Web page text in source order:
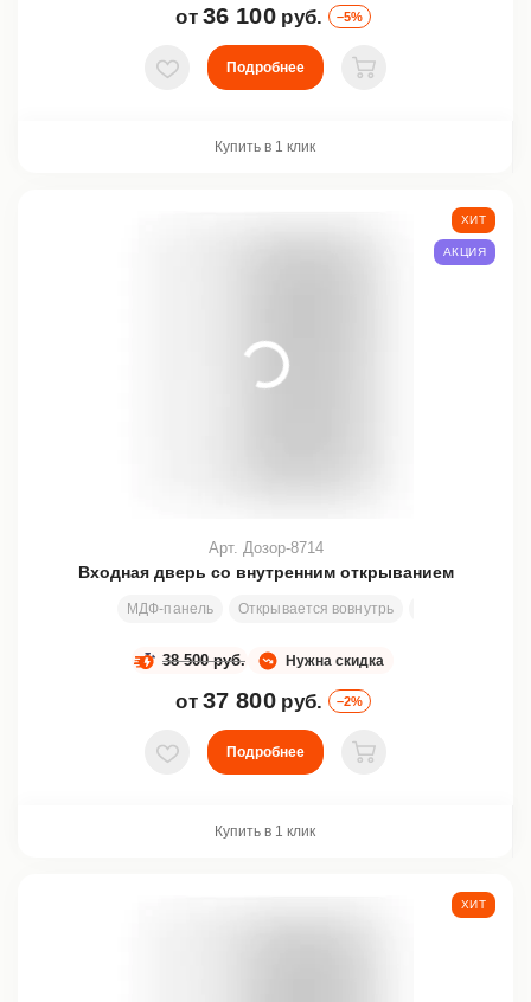
от 36 100 руб. –5%
В избранное
Подробнее
В корзину
Купить в 1 клик
Входная дверь со внутренним открыванием
МДФ-панель Открывается вовнутрь
Арт. Дозор-8714
Нужна скидка
38 500 руб.
от 37 800 руб. –2%
ХИТ
АКЦИЯ
В избранное
Подробнее
В корзину
Купить в 1 клик
ХИТ